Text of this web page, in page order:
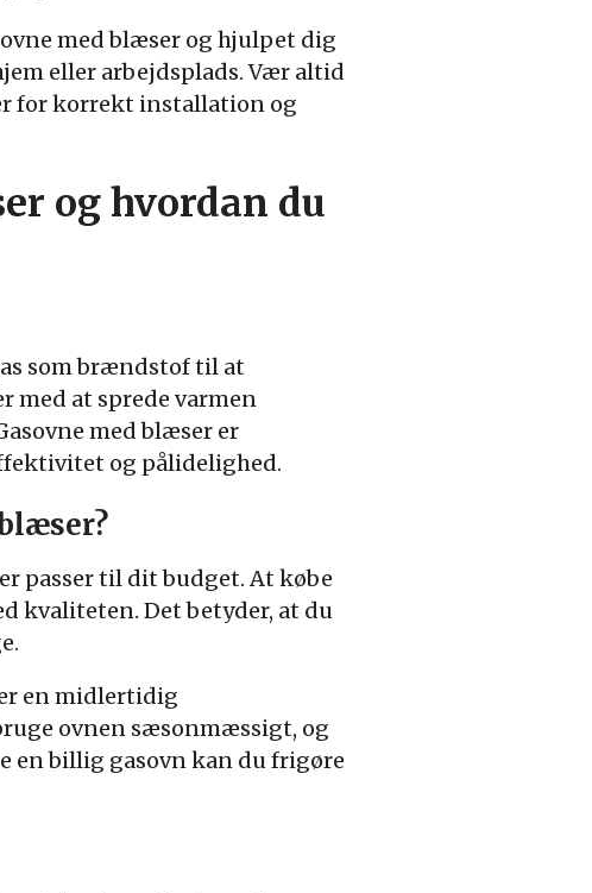
med blæser og hjulpet dig
eller arbejdsplads. Vær altid
for korrekt installation og
og hvordan du
som brændstof til at
med at sprede varmen
med blæser er
og pålidelighed.
passer til dit budget. At købe
kvaliteten. Det betyder, at du
en midlertidig
ovnen sæsonmæssigt, og
en billig gasovn kan du frigøre